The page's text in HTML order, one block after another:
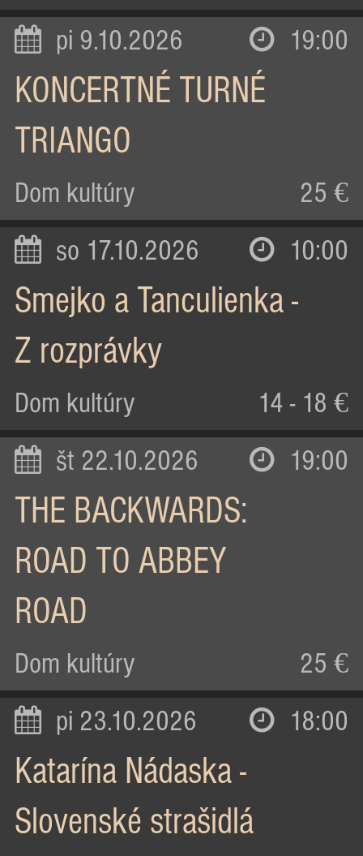
pi 9.10.2026 19:00
KONCERTNÉ TURNÉ
TRIANGO
Dom kultúry 25 €
so 17.10.2026 10:00
Smejko a Tanculienka -
Z rozprávky
Dom kultúry 14 - 18 €
št 22.10.2026 19:00
THE BACKWARDS:
ROAD TO ABBEY
ROAD
Dom kultúry 25 €
pi 23.10.2026 18:00
Katarína Nádaska -
Slovenské strašidlá